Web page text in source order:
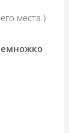
места.)